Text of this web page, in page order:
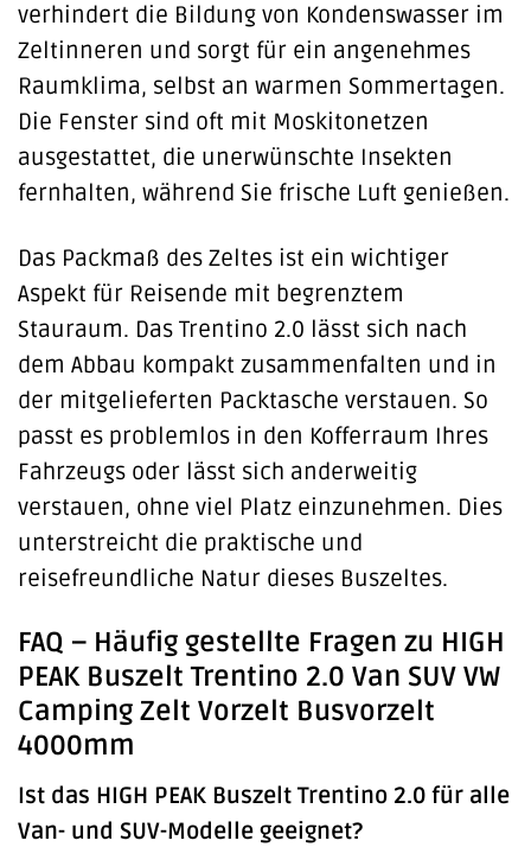
verhindert die Bildung von Kondenswasser im
Zeltinneren und sorgt für ein angenehmes
Raumklima, selbst an warmen Sommertagen.
Die Fenster sind oft mit Moskitonetzen
ausgestattet, die unerwünschte Insekten
fernhalten, während Sie frische Luft genießen.
Das Packmaß des Zeltes ist ein wichtiger
Aspekt für Reisende mit begrenztem
Stauraum. Das Trentino 2.0 lässt sich nach
dem Abbau kompakt zusammenfalten und in
der mitgelieferten Packtasche verstauen. So
passt es problemlos in den Kofferraum Ihres
Fahrzeugs oder lässt sich anderweitig
verstauen, ohne viel Platz einzunehmen. Dies
unterstreicht die praktische und
reisefreundliche Natur dieses Buszeltes.
FAQ – Häufig gestellte Fragen zu HIGH
PEAK Buszelt Trentino 2.0 Van SUV VW
Camping Zelt Vorzelt Busvorzelt
4000mm
Ist das HIGH PEAK Buszelt Trentino 2.0 für alle
Van- und SUV-Modelle geeignet?